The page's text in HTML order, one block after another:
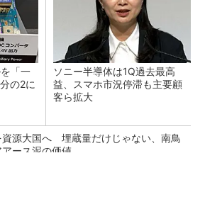
「一
の2に
ソニー半導体は1Q過去最高
益、スマホ市況停滞も主要顧
客ら拡大
資源大国へ 埋蔵量だけじゃない、南鳥
ース泥の価値